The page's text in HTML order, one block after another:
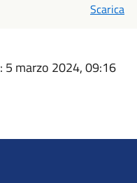
Scarica
: 5 marzo 2024, 09:16